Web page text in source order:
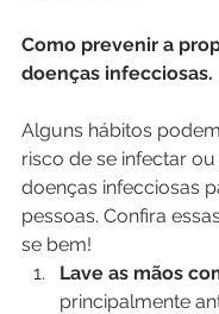
Como prevenir a
doenças infecciosas.
Alguns hábitos
risco de se infectar
doenças infecciosas
pessoas. Confira
se bem!
Lave as mãos
principalmente